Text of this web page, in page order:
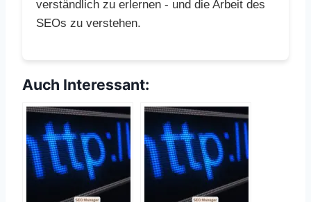
verständlich zu erlernen - und die Arbeit des
SEOs zu verstehen.
Auch Interessant: